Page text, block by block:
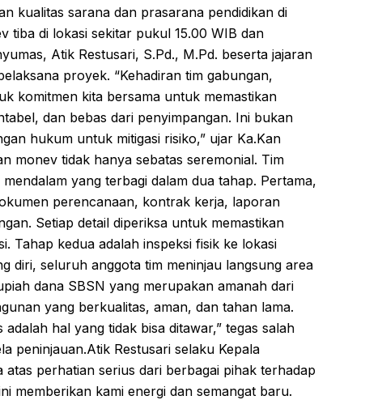
kualitas sarana dan prasarana pendidikan di
tiba di lokasi sekitar pukul 15.00 WIB dan
Atik Restusari, S.Pd., M.Pd. beserta jajaran
proyek. “Kehadiran tim gabungan,
komitmen kita bersama untuk memastikan
dan bebas dari penyimpangan. Ini bukan
hukum untuk mitigasi risiko,” ujar Ka.Kan
monev tidak hanya sebatas seremonial. Tim
yang terbagi dalam dua tahap. Pertama,
perencanaan, kontrak kerja, laporan
Setiap detail diperiksa untuk memastikan
Tahap kedua adalah inspeksi fisik ke lokasi
diri, seluruh anggota tim meninjau langsung area
dana SBSN yang merupakan amanah dari
yang berkualitas, aman, dan tahan lama.
hal yang tidak bisa ditawar,” tegas salah
peninjauan.Atik Restusari selaku Kepala
perhatian serius dari berbagai pihak terhadap
memberikan kami energi dan semangat baru.